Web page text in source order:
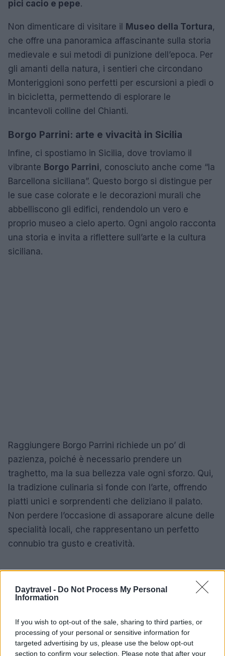
Daytravel - Do Not Process My Personal
Information
If you wish to opt-out of the sale, sharing to third parties, or
processing of your personal or sensitive information for
targeted advertising by us, please use the below opt-out
section to confirm your selection. Please note that after your
pici cacio e pepe.
Non dimenticare di visitare il Museo della Tortura,
che offre una panoramica affascinante sulla storia
medievale e sui metodi di punizione dell’epoca. Per
gli amanti della natura, i sentieri che circondano
Monteriggioni sono perfetti per escursioni a piedi o
in bicicletta, permettendo di esplorare le
incantevoli colline del Chianti.
Borgo Parrini: arte e vivacità in Sicilia
Infine, ci spostiamo in Sicilia, dove troviamo il
vibrante Borgo Parrini, conosciuto anche come “la
Barcellona siciliana”. Questo borgo si distingue per
le sue case colorate e le decorazioni murali che
abbelliscono gli edifici, rendendolo un vero e
proprio museo a cielo aperto. Ogni angolo racconta
una storia e invita a riflettere sull’arte e la cultura
siciliana.
Raggiungere Borgo Parrini richiede un po’ di
pazienza, poiché è necessario prendere un
traghetto, ma la sua bellezza vale ogni sforzo. Qui,
la tradizione culinaria si fonde con l’arte, offrendo
piatti unici e sorprendenti che deliziano il palato.
Non perdere l’occasione di assaporare alcune delle
specialità locali, che rappresentano un perfetto
connubio tra gusto e creatività.
AUTORE
AiAdhubMedia